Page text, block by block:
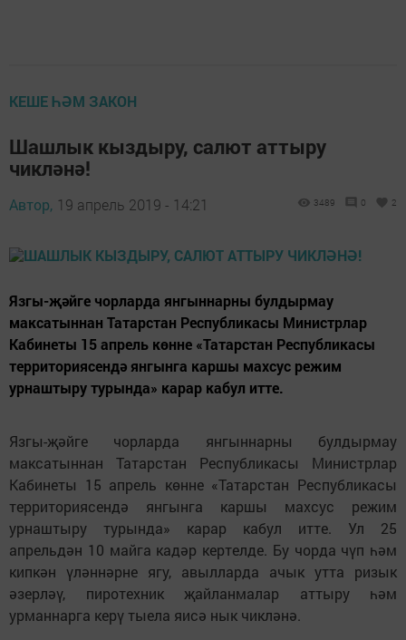
КЕШЕ ҺӘМ ЗАКОН
Шашлык кыздыру, салют аттыру
чикләнә!
Автор, 19 апрель 2019 - 14:21 3489 0 2
Язгы-җәйге чорларда янгыннарны булдырмау
максатыннан Татарстан Республикасы Министрлар
Кабинеты 15 апрель көнне «Татарстан Республикасы
территориясендә янгынга каршы махсус режим
урнаштыру турында» карар кабул итте.
Язгы-җәйге чорларда янгыннарны булдырмау
максатыннан Татарстан Республикасы Министрлар
Кабинеты 15 апрель көнне «Татарстан Республикасы
территориясендә янгынга каршы махсус режим
урнаштыру турында» карар кабул итте. Ул 25
апрельдән 10 майга кадәр кертелде. Бу чорда чүп һәм
кипкән үләннәрне ягу, авылларда ачык утта ризык
әзерләү, пиротехник җайланмалар аттыру һәм
урманнарга керү тыела яисә нык чикләнә.